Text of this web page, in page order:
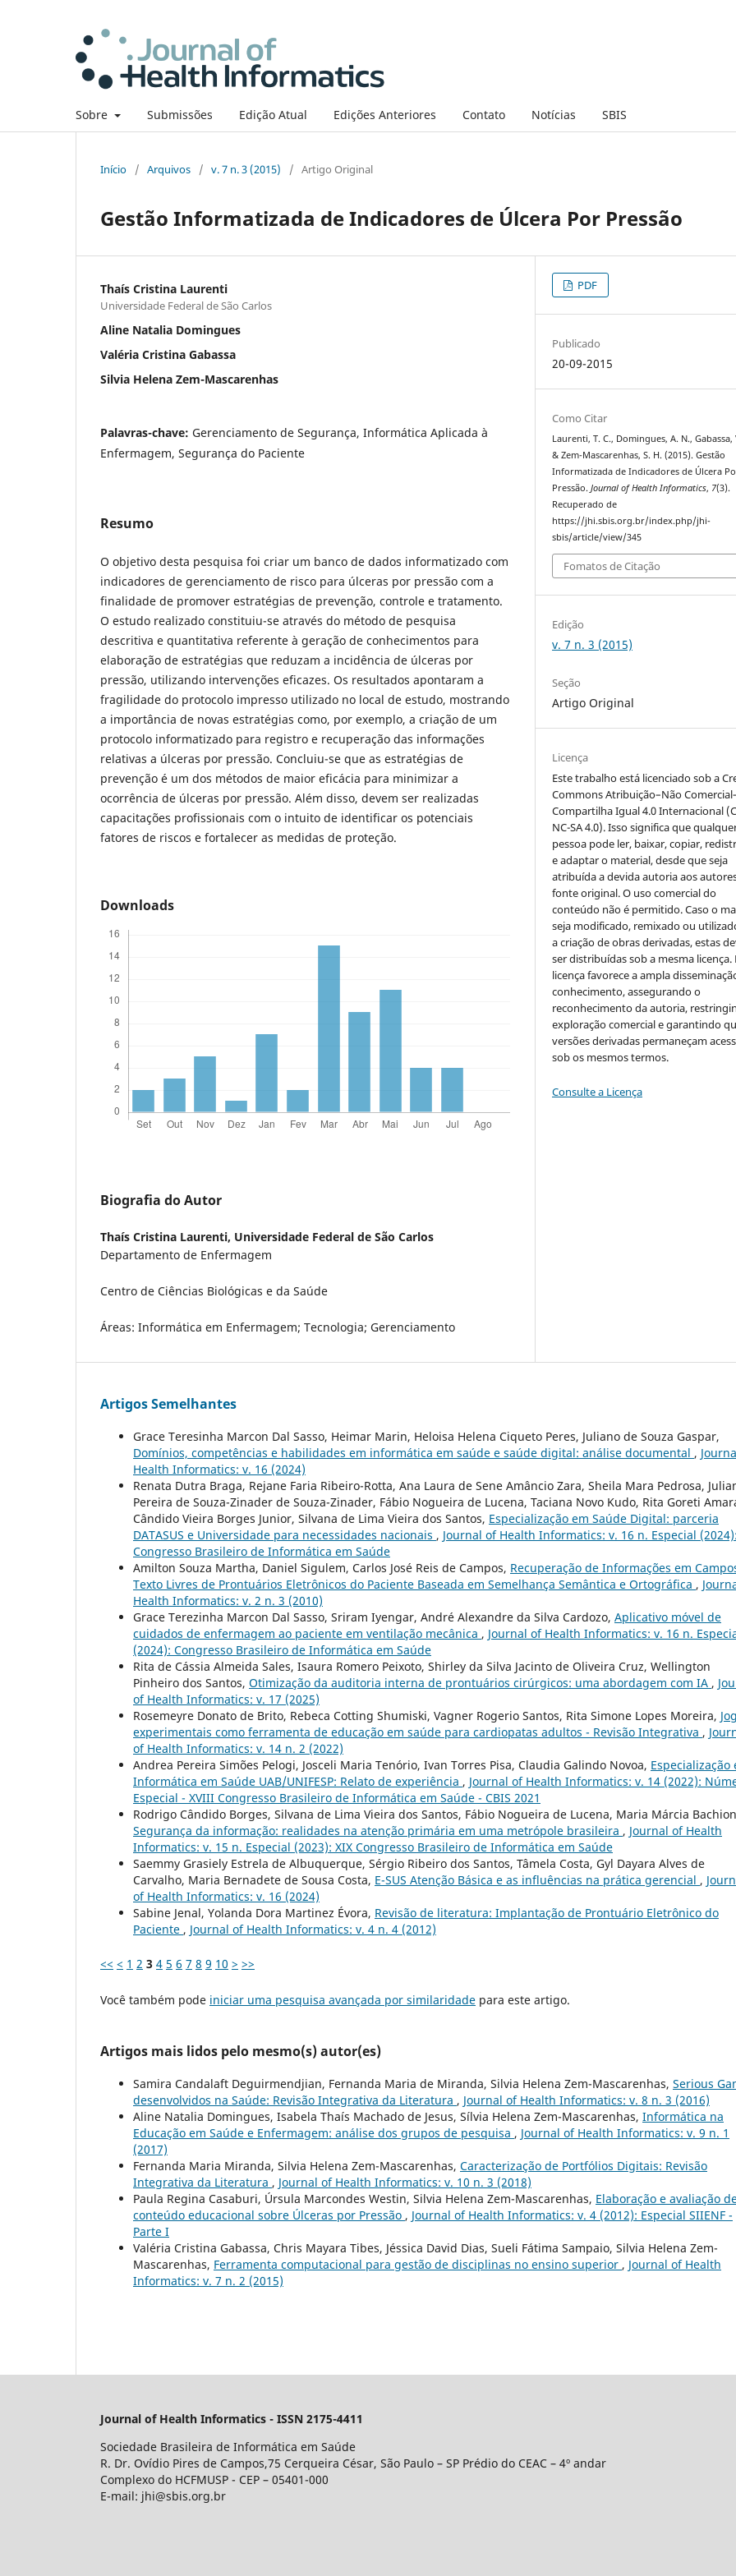
Sobre Submissões Edição Atual Edições Anteriores Contato Notícias SBIS
Início / Arquivos / v. 7 n. 3 (2015) / Artigo Original
Gestão Informatizada de Indicadores de Úlcera Por Pressão
Thaís Cristina Laurenti
Universidade Federal de São Carlos
Aline Natalia Domingues
Valéria Cristina Gabassa
Silvia Helena Zem-Mascarenhas
Palavras-chave: Gerenciamento de Segurança, Informática Aplicada à
Enfermagem, Segurança do Paciente
Resumo
O objetivo desta pesquisa foi criar um banco de dados informatizado com
indicadores de gerenciamento de risco para úlceras por pressão com a
finalidade de promover estratégias de prevenção, controle e tratamento.
O estudo realizado constituiu-se através do método de pesquisa
descritiva e quantitativa referente à geração de conhecimentos para
elaboração de estratégias que reduzam a incidência de úlceras por
pressão, utilizando intervenções eficazes. Os resultados apontaram a
fragilidade do protocolo impresso utilizado no local de estudo, mostrando
a importância de novas estratégias como, por exemplo, a criação de um
protocolo informatizado para registro e recuperação das informações
relativas a úlceras por pressão. Concluiu-se que as estratégias de
prevenção é um dos métodos de maior eficácia para minimizar a
ocorrência de úlceras por pressão. Além disso, devem ser realizadas
capacitações profissionais com o intuito de identificar os potenciais
fatores de riscos e fortalecer as medidas de proteção.
Downloads
Biografia do Autor
Thaís Cristina Laurenti, Universidade Federal de São Carlos
Departamento de Enfermagem
Centro de Ciências Biológicas e da Saúde
Áreas: Informática em Enfermagem; Tecnologia; Gerenciamento
PDF
Publicado
20-09-2015
Como Citar
Laurenti, T. C., Domingues, A. N., Gabassa,
& Zem-Mascarenhas, S. H. (2015). Gestão
Informatizada de Indicadores de Úlcera
Pressão.Journal of Health Informatics, 7(3).
Recuperado de
https://jhi.sbis.org.br/index.php/jhi-
sbis/article/view/345
Fomatos de Citação
Edição
v. 7 n. 3 (2015)
Seção
Artigo Original
Licença
Este trabalho está licenciado sob a
Commons Atribuição–Não
Compartilha Igual 4.0 Internacional
NC-SA 4.0). Isso significa que
pessoa pode ler, baixar, copiar,
e adaptar o material, desde que seja
atribuída a devida autoria aos
fonte original. O uso comercial do
conteúdo não é permitido. Caso o
seja modificado, remixado ou
a criação de obras derivadas, estas
ser distribuídas sob a mesma licença.
licença favorece a ampla
conhecimento, assegurando o
reconhecimento da autoria,
exploração comercial e garantindo
versões derivadas permaneçam
sob os mesmos termos.
Consulte a Licença
Artigos Semelhantes
Grace Teresinha Marcon Dal Sasso, Heimar Marin, Heloisa Helena Ciqueto Peres, Juliano de Souza Gaspar,
Domínios, competências e habilidades em informática em saúde e saúde digital: análise documental ,
Health Informatics: v. 16 (2024)
Renata Dutra Braga, Rejane Faria Ribeiro-Rotta, Ana Laura de Sene Amâncio Zara, Sheila Mara Pedrosa,
Pereira de Souza-Zinader de Souza-Zinader, Fábio Nogueira de Lucena, Taciana Novo Kudo, Rita Goreti
Cândido Vieira Borges Junior, Silvana de Lima Vieira dos Santos, Especialização em Saúde Digital: parceria
DATASUS e Universidade para necessidades nacionais , Journal of Health Informatics: v. 16 n. Especial
Congresso Brasileiro de Informática em Saúde
Amilton Souza Martha, Daniel Sigulem, Carlos José Reis de Campos, Recuperação de Informações em
Texto Livres de Prontuários Eletrônicos do Paciente Baseada em Semelhança Semântica e Ortográfica ,
Health Informatics: v. 2 n. 3 (2010)
Grace Terezinha Marcon Dal Sasso, Sriram Iyengar, André Alexandre da Silva Cardozo, Aplicativo móvel de
cuidados de enfermagem ao paciente em ventilação mecânica , Journal of Health Informatics: v. 16 n.
(2024): Congresso Brasileiro de Informática em Saúde
Rita de Cássia Almeida Sales, Isaura Romero Peixoto, Shirley da Silva Jacinto de Oliveira Cruz, Wellington
Pinheiro dos Santos, Otimização da auditoria interna de prontuários cirúrgicos: uma abordagem com IA ,
of Health Informatics: v. 17 (2025)
Rosemeyre Donato de Brito, Rebeca Cotting Shumiski, Vagner Rogerio Santos, Rita Simone Lopes Moreira,
experimentais como ferramenta de educação em saúde para cardiopatas adultos - Revisão Integrativa ,
of Health Informatics: v. 14 n. 2 (2022)
Andrea Pereira Simões Pelogi, Josceli Maria Tenório, Ivan Torres Pisa, Claudia Galindo Novoa, Especialização
Informática em Saúde UAB/UNIFESP: Relato de experiência , Journal of Health Informatics: v. 14 (2022):
Especial - XVIII Congresso Brasileiro de Informática em Saúde - CBIS 2021
Rodrigo Cândido Borges, Silvana de Lima Vieira dos Santos, Fábio Nogueira de Lucena, Maria Márcia
Segurança da informação: realidades na atenção primária em uma metrópole brasileira , Journal of Health
Informatics: v. 15 n. Especial (2023): XIX Congresso Brasileiro de Informática em Saúde
Saemmy Grasiely Estrela de Albuquerque, Sérgio Ribeiro dos Santos, Tâmela Costa, Gyl Dayara Alves de
Carvalho, Maria Bernadete de Sousa Costa, E-SUS Atenção Básica e as influências na prática gerencial ,
of Health Informatics: v. 16 (2024)
Sabine Jenal, Yolanda Dora Martinez Évora, Revisão de literatura: Implantação de Prontuário Eletrônico do
Paciente , Journal of Health Informatics: v. 4 n. 4 (2012)
<< < 1 2 3 4 5 6 7 8 9 10 > >>
Você também pode iniciar uma pesquisa avançada por similaridade para este artigo.
Artigos mais lidos pelo mesmo(s) autor(es)
Samira Candalaft Deguirmendjian, Fernanda Maria de Miranda, Silvia Helena Zem-Mascarenhas, Serious
desenvolvidos na Saúde: Revisão Integrativa da Literatura , Journal of Health Informatics: v. 8 n. 3 (2016)
Aline Natalia Domingues, Isabela Thaís Machado de Jesus, Sílvia Helena Zem-Mascarenhas, Informática na
Educação em Saúde e Enfermagem: análise dos grupos de pesquisa , Journal of Health Informatics: v. 9 n. 1
(2017)
Fernanda Maria Miranda, Silvia Helena Zem-Mascarenhas, Caracterização de Portfólios Digitais: Revisão
Integrativa da Literatura , Journal of Health Informatics: v. 10 n. 3 (2018)
Paula Regina Casaburi, Úrsula Marcondes Westin, Silvia Helena Zem-Mascarenhas, Elaboração e avaliação
conteúdo educacional sobre Úlceras por Pressão , Journal of Health Informatics: v. 4 (2012): Especial SIIENF -
Parte I
Valéria Cristina Gabassa, Chris Mayara Tibes, Jéssica David Dias, Sueli Fátima Sampaio, Silvia Helena Zem-
Mascarenhas, Ferramenta computacional para gestão de disciplinas no ensino superior , Journal of Health
Informatics: v. 7 n. 2 (2015)
Journal of Health Informatics - ISSN 2175-4411
Sociedade Brasileira de Informática em Saúde
R. Dr. Ovídio Pires de Campos,75 Cerqueira César, São Paulo – SP Prédio do CEAC – 4º andar
Complexo do HCFMUSP - CEP – 05401-000
E-mail: jhi@sbis.org.br